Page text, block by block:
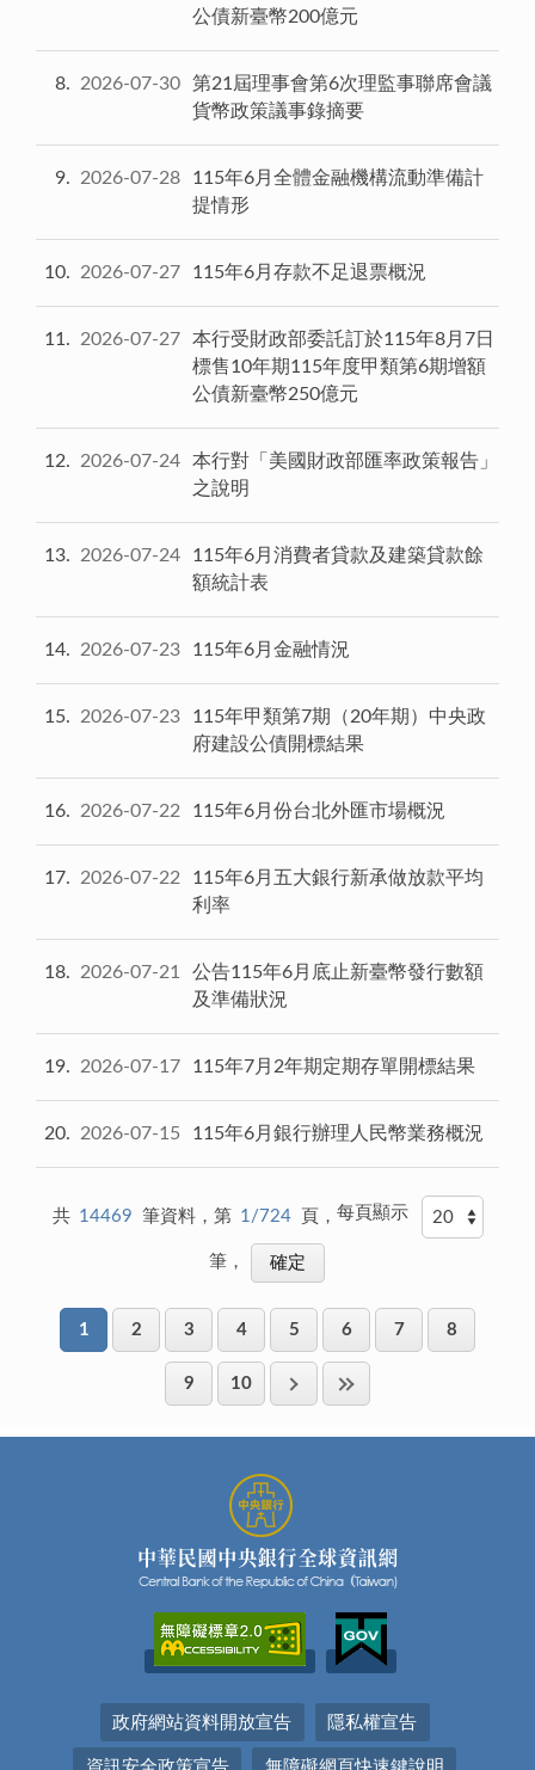
公債新臺幣200億元
8 2026-07-30
第21屆理事會第6次理監事聯席會議
貨幣政策議事錄摘要
9 2026-07-28
115年6月全體金融機構流動準備計
提情形
10 2026-07-27 115年6月存款不足退票概況
11 2026-07-27
本行受財政部委託訂於115年8月7日
標售10年期115年度甲類第6期增額
公債新臺幣250億元
12 2026-07-24
本行對「美國財政部匯率政策報告」
之說明
13 2026-07-24
115年6月消費者貸款及建築貸款餘
額統計表
14 2026-07-23 115年6月金融情況
15 2026-07-23
115年甲類第7期（20年期）中央政
府建設公債開標結果
16 2026-07-22 115年6月份台北外匯市場概況
17 2026-07-22
115年6月五大銀行新承做放款平均
利率
18 2026-07-21
公告115年6月底止新臺幣發行數額
及準備狀況
19 2026-07-17 115年7月2年期定期存單開標結果
20 2026-07-15 115年6月銀行辦理人民幣業務概況
共 14469 筆資料，第 1/724 頁， 每頁顯示
筆，
1 2 3 4 5 6 7 8
9 10
政府網站資料開放宣告 隱私權宣告